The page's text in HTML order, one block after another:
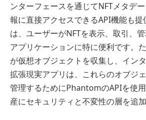
ンターフェースを通じてNFTメタデ
報に直接アクセスできるAPI機能も
は、ユーザーがNFTを表示、取引、
アプリケーションに特に便利です。
が仮想オブジェクトを収集し、イン
拡張現実アプリは、これらのオブジ
管理するためにPhantomのAPIを使
産にセキュリティと不変性の層を追加